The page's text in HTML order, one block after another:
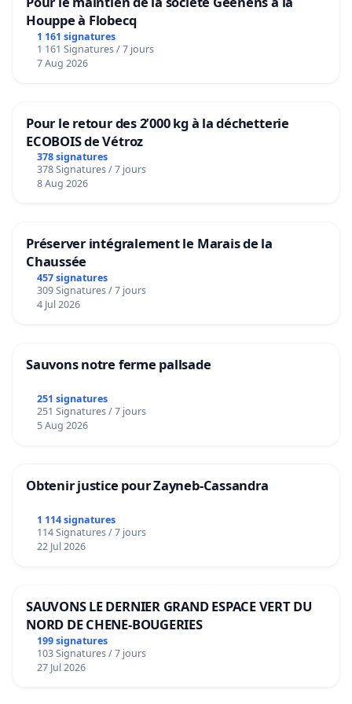
Houppe à Flobecq
1 161 signatures
1 161 Signatures / 7 jours
7 Aug 2026
Pour le retour des 2’000 kg à la déchetterie
ECOBOIS de Vétroz
378 signatures
378 Signatures / 7 jours
8 Aug 2026
Préserver intégralement le Marais de la
Chaussée
457 signatures
309 Signatures / 7 jours
4 Jul 2026
Sauvons notre ferme pallsade
251 signatures
251 Signatures / 7 jours
5 Aug 2026
Obtenir justice pour Zayneb-Cassandra
1 114 signatures
114 Signatures / 7 jours
22 Jul 2026
SAUVONS LE DERNIER GRAND ESPACE VERT DU
NORD DE CHENE-BOUGERIES
199 signatures
103 Signatures / 7 jours
27 Jul 2026